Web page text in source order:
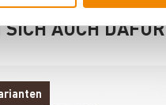
AUCH DAFÜR